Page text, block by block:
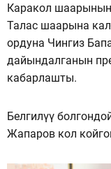
Каракол
Талас шаарына
ордуна Чингиз
дайындалганын
кабарлашты.
Белгилүү
Жапаров кол